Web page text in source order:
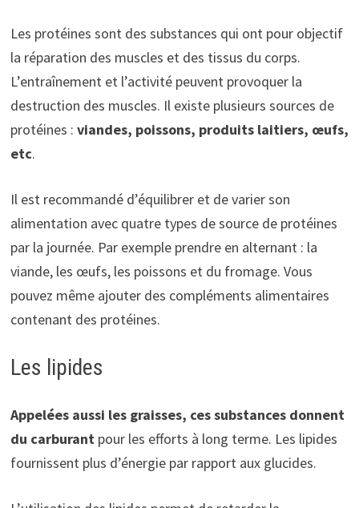
Les protéines sont des substances qui ont pour objectif
la réparation des muscles et des tissus du corps.
L’entraînement et l’activité peuvent provoquer la
destruction des muscles. Il existe plusieurs sources de
protéines : viandes, poissons, produits laitiers, œufs,
etc.
Il est recommandé d’équilibrer et de varier son
alimentation avec quatre types de source de protéines
par la journée. Par exemple prendre en alternant : la
viande, les œufs, les poissons et du fromage. Vous
pouvez même ajouter des compléments alimentaires
contenant des protéines.
Les lipides
Appelées aussi les graisses, ces substances donnent
du carburantpour les efforts à long terme. Les lipides
fournissent plus d’énergie par rapport aux glucides.